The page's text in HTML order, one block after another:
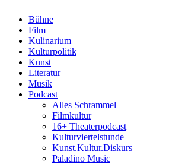
Bühne
Film
Kulinarium
Kulturpolitik
Kunst
Literatur
Musik
Podcast
Alles Schrammel
Filmkultur
16+ Theaterpodcast
Kulturviertelstunde
Kunst.Kultur.Diskurs
Paladino Music